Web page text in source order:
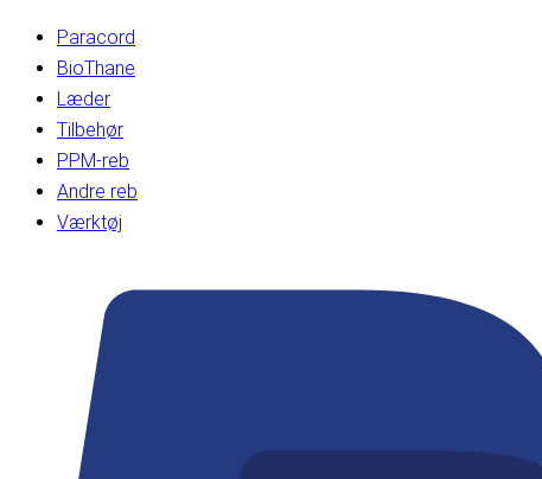
Paracord
BioThane
Læder
Tilbehør
PPM-reb
Andre reb
Værktøj